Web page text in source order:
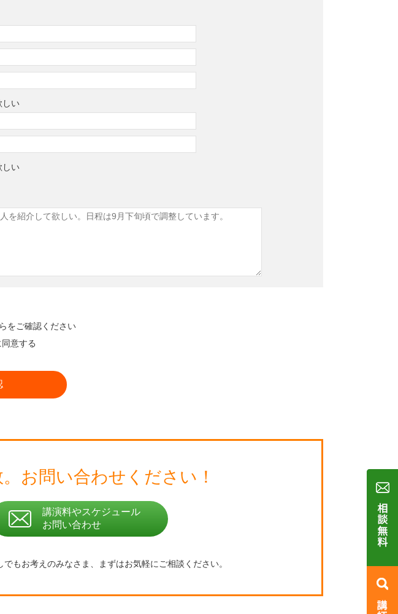
しい
しい
をご確認ください
意する
お問い合わせください！
講演料やスケジュール
お問い合わせ
もお考えのみなさま、 まずはお気軽にご相談ください。